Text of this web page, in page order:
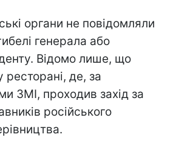
органи не повідомляли
генерала або
Відомо лише, що
ресторані, де, за
ЗМІ, проходив захід за
російського